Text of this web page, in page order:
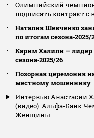
Олимпийский
подписать контракт с
Наталия Шевченко
по итогам сезона‑2025/
Карим Халили — лидер
сезона‑2025/26
Позорная церемония
местному мошеннику
Интервью Анастасии
(видео). Альфа-Банк
Женщины